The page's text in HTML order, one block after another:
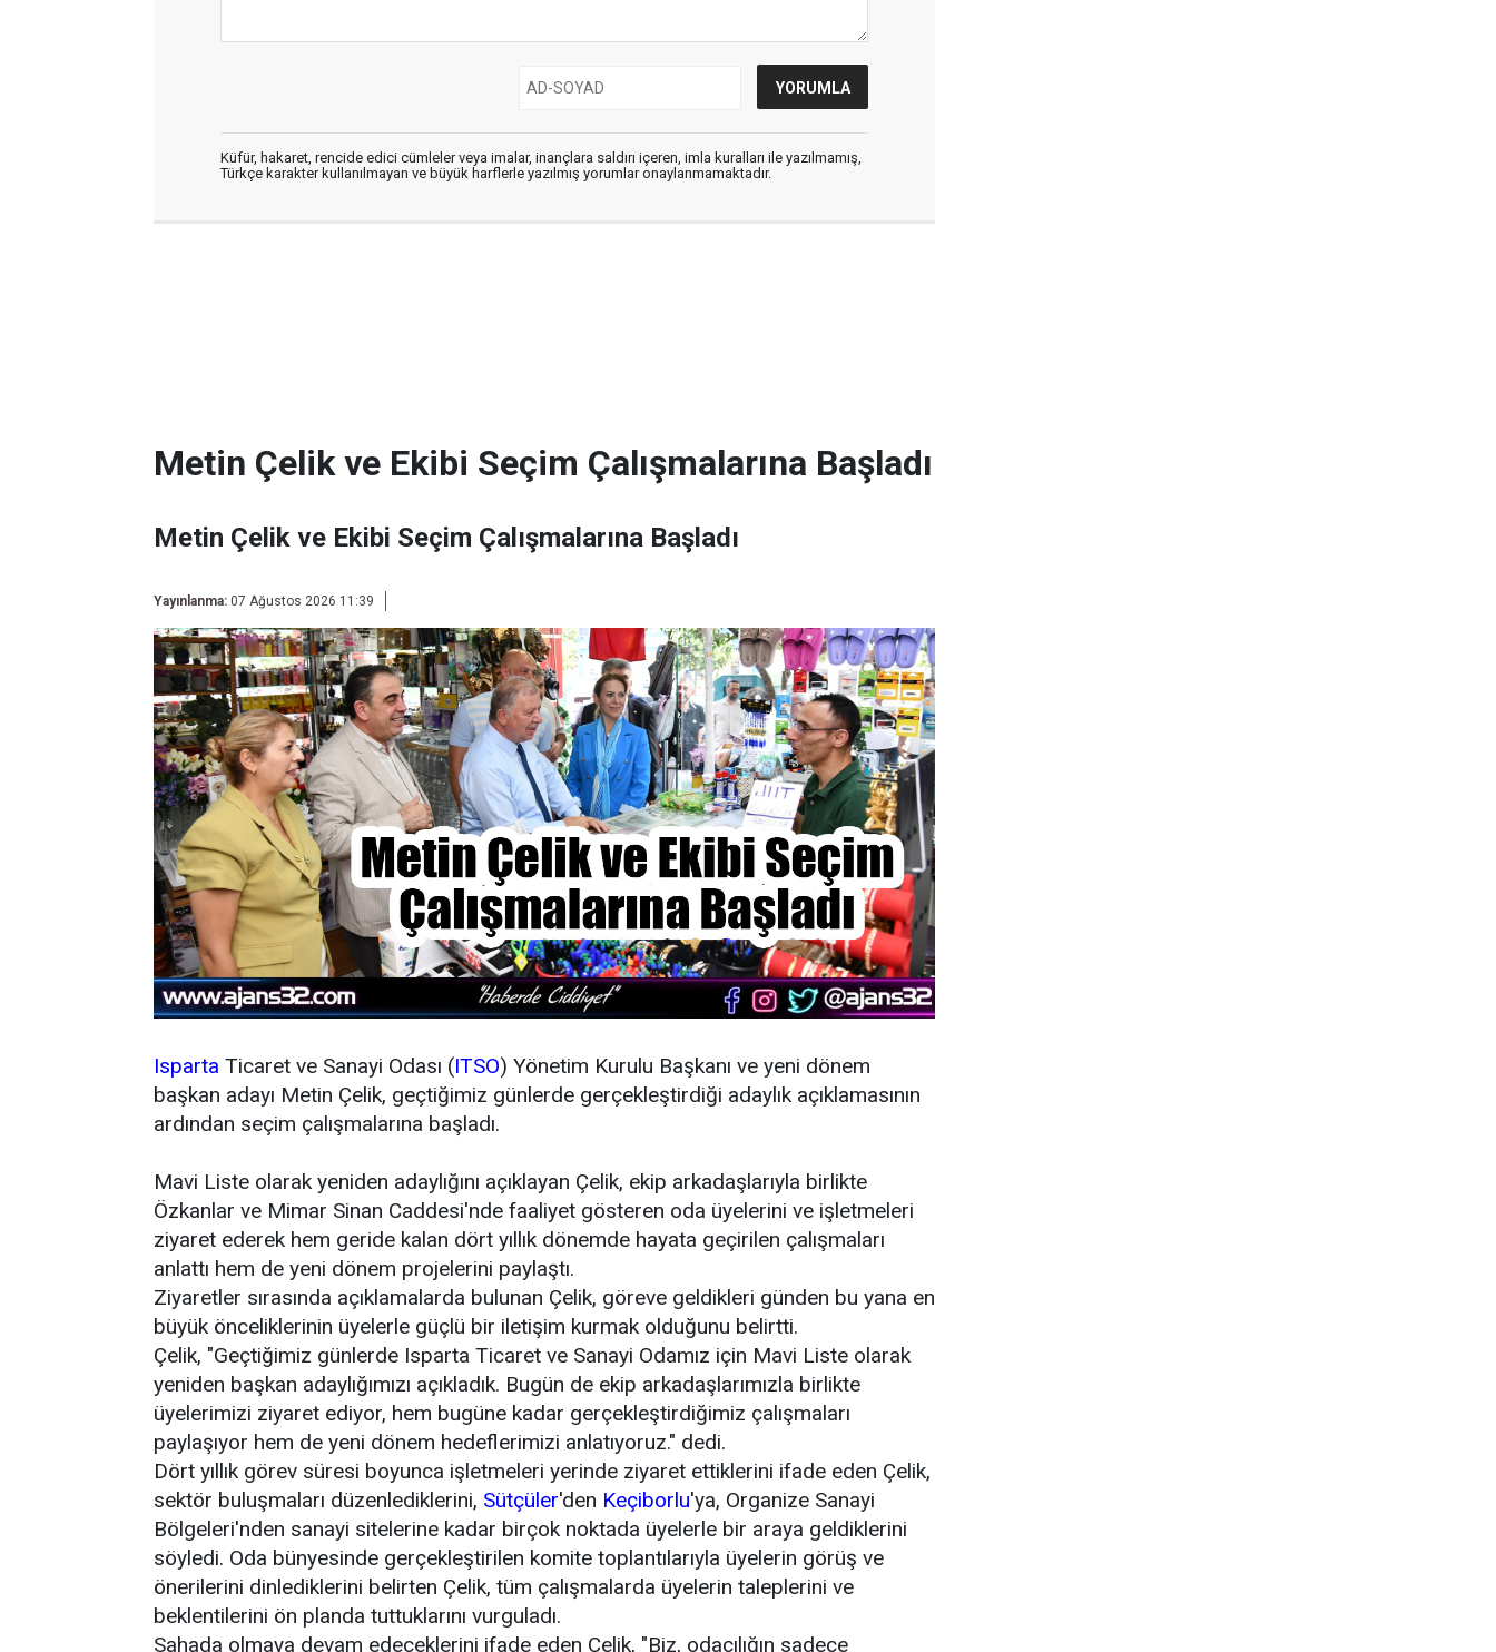
Küfür, hakaret, rencide edici cümleler veya imalar, inançlara saldırı içeren, imla kuralları ile yazılmamış,
Türkçe karakter kullanılmayan ve büyük harflerle yazılmış yorumlar onaylanmamaktadır.
Metin Çelik ve Ekibi Seçim Çalışmalarına Başladı
Metin Çelik ve Ekibi Seçim Çalışmalarına Başladı
Yayınlanma: 07 Ağustos 2026 11:39
Isparta Ticaret ve Sanayi Odası (ITSO) Yönetim Kurulu Başkanı ve yeni dönem
başkan adayı Metin Çelik, geçtiğimiz günlerde gerçekleştirdiği adaylık açıklamasının
ardından seçim çalışmalarına başladı.
Mavi Liste olarak yeniden adaylığını açıklayan Çelik, ekip arkadaşlarıyla birlikte
Özkanlar ve Mimar Sinan Caddesi'nde faaliyet gösteren oda üyelerini ve işletmeleri
ziyaret ederek hem geride kalan dört yıllık dönemde hayata geçirilen çalışmaları
anlattı hem de yeni dönem projelerini paylaştı.
Ziyaretler sırasında açıklamalarda bulunan Çelik, göreve geldikleri günden bu yana en
büyük önceliklerinin üyelerle güçlü bir iletişim kurmak olduğunu belirtti.
Çelik, "Geçtiğimiz günlerde Isparta Ticaret ve Sanayi Odamız için Mavi Liste olarak
yeniden başkan adaylığımızı açıkladık. Bugün de ekip arkadaşlarımızla birlikte
üyelerimizi ziyaret ediyor, hem bugüne kadar gerçekleştirdiğimiz çalışmaları
paylaşıyor hem de yeni dönem hedeflerimizi anlatıyoruz." dedi.
Dört yıllık görev süresi boyunca işletmeleri yerinde ziyaret ettiklerini ifade eden Çelik,
sektör buluşmaları düzenlediklerini, Sütçüler'den Keçiborlu'ya, Organize Sanayi
Bölgeleri'nden sanayi sitelerine kadar birçok noktada üyelerle bir araya geldiklerini
söyledi. Oda bünyesinde gerçekleştirilen komite toplantılarıyla üyelerin görüş ve
önerilerini dinlediklerini belirten Çelik, tüm çalışmalarda üyelerin taleplerini ve
beklentilerini ön planda tuttuklarını vurguladı.
Sahada olmaya devam edeceklerini ifade eden Çelik, "Biz, odacılığın sadece